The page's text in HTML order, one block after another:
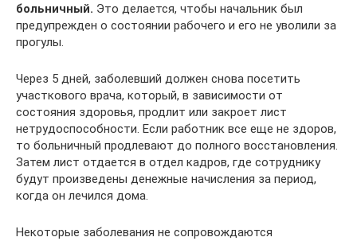
больничный. Это делается, чтобы начальник был
предупрежден о состоянии рабочего и его не уволили за
прогулы.
Через 5 дней, заболевший должен снова посетить
участкового врача, который, в зависимости от
состояния здоровья, продлит или закроет лист
нетрудоспособности. Если работник все еще не здоров,
то больничный продлевают до полного восстановления.
Затем лист отдается в отдел кадров, где сотруднику
будут произведены денежные начисления за период,
когда он лечился дома.
Некоторые заболевания не сопровождаются